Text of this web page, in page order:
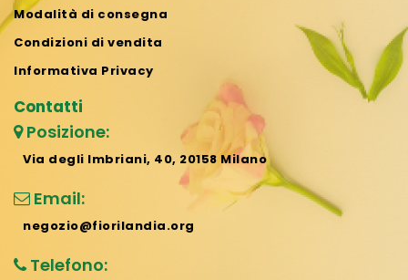
Modalità di consegna
Condizioni di vendita
Informativa Privacy
Contatti
Posizione:
Via degli Imbriani, 40, 20158 Milano
Email:
negozio@fiorilandia.org
Telefono: